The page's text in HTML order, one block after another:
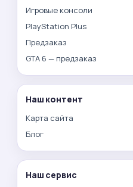
Игровые консоли
PlayStation Plus
Предзаказ
GTA 6 — предзаказ
Наш контент
Карта сайта
Блог
Наш сервис